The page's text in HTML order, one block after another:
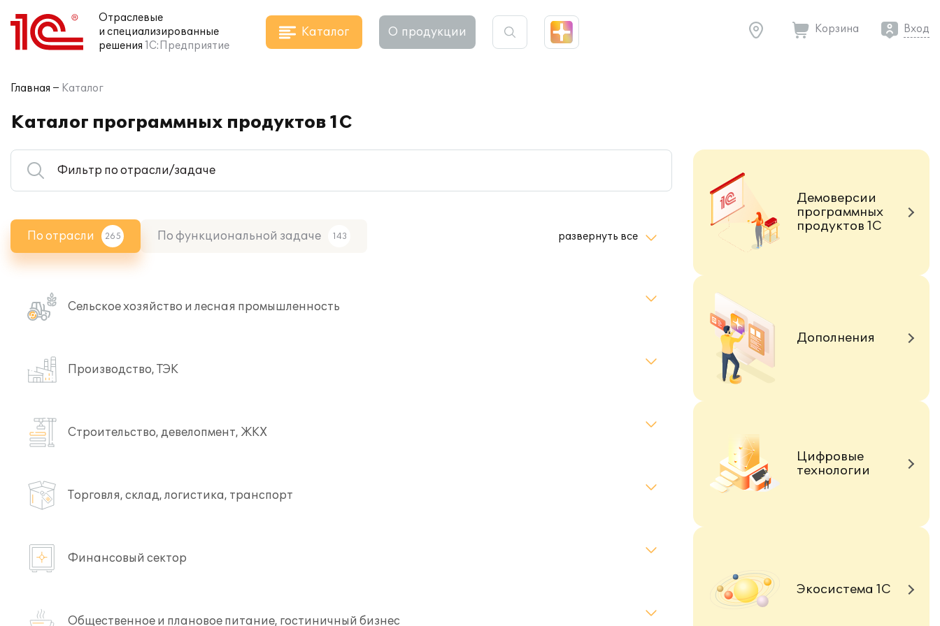
Отраслевые
и специализированные
решения 1С:Предприятие
Каталог О продукции Корзина Вход
Главная Каталог
Каталог программных продуктов 1C
развернуть все
По отрасли 265 По функциональной задаче 143
Сельское хозяйство и лесная промышленность
Производство, ТЭК
Строительство, девелопмент, ЖКХ
Торговля, склад, логистика, транспорт
Финансовый сектор
Общественное и плановое питание, гостиничный бизнес
Демоверсии
программных
продуктов 1С
Дополнения
Цифровые
технологии
Экосистема 1С